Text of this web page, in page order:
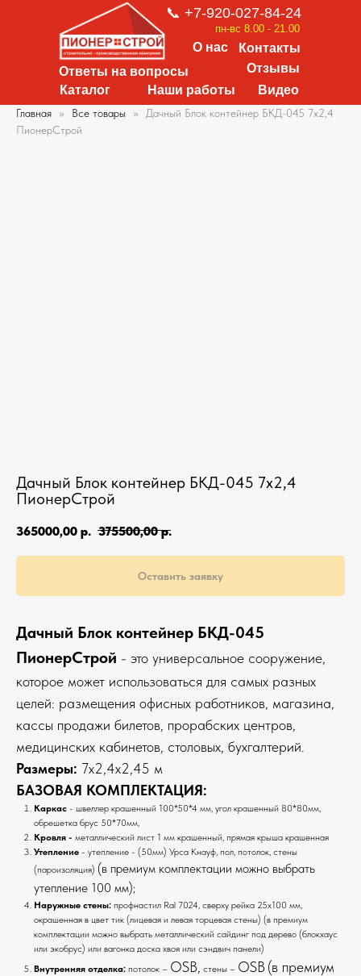
О нас
Ответы на вопросы
Каталог
Контакты
Наши работы Видео
Отзывы
📞 +7-920-027-84-24
пн-вс 8.00 - 21.00
Главная Все товары
Дачный Блок контейнер БКД-045 7х2,4
ПионерСтрой
Дачный Блок контейнер БКД-045 7х2,4
ПионерСтрой
365000,00 р. 375500,00 р.
Оставить заявку
Дачный Блок контейнер БКД-045
ПионерСтрой - это универсальное сооружение,
которое может использоваться для самых разных
целей: размещения офисных работников, магазина,
кассы продажи билетов, прорабских центров,
медицинских кабинетов, столовых, бухгалтерий.
Размеры: 7х2,4х2,45 м
БАЗОВАЯ КОМПЛЕКТАЦИЯ:
Каркас - швеллер крашенный 100*50*4 мм, угол крашенный 80*80мм,
обрешетка брус 50*70мм,
Кровля - металлический лист 1 мм крашенный, прямая крыша крашенная
Утепление - утепление - (50мм) Урса Кнауф, пол, потолок, стены
(пароизоляция) (в премиум комплектации можно выбрать
утепление 100 мм);
Наружные стены: профнастил Ral 7024, сверху рейка 25х100 мм,
окрашенная в цвет тик (лицевая и левая торцевая стены) (в премиум
комплектации можно выбрать металлический сайдинг под дерево (блокхаус
или экобрус) или вагонка доска хвоя или сэндвич панели)
Внутренняя отделка: потолок – OSB, стены – OSB(в премиум